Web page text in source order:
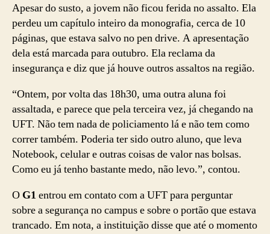
Apesar do susto, a jovem não ficou ferida no assalto. Ela
perdeu um capítulo inteiro da monografia, cerca de 10
páginas, que estava salvo no pen drive. A apresentação
dela está marcada para outubro. Ela reclama da
insegurança e diz que já houve outros assaltos na região.
“Ontem, por volta das 18h30, uma outra aluna foi
assaltada, e parece que pela terceira vez, já chegando na
UFT. Não tem nada de policiamento lá e não tem como
correr também. Poderia ter sido outro aluno, que leva
Notebook, celular e outras coisas de valor nas bolsas.
Como eu já tenho bastante medo, não levo.”, contou.
O G1 entrou em contato com a UFT para perguntar
sobre a segurança no campus e sobre o portão que estava
trancado. Em nota, a instituição disse que até o momento